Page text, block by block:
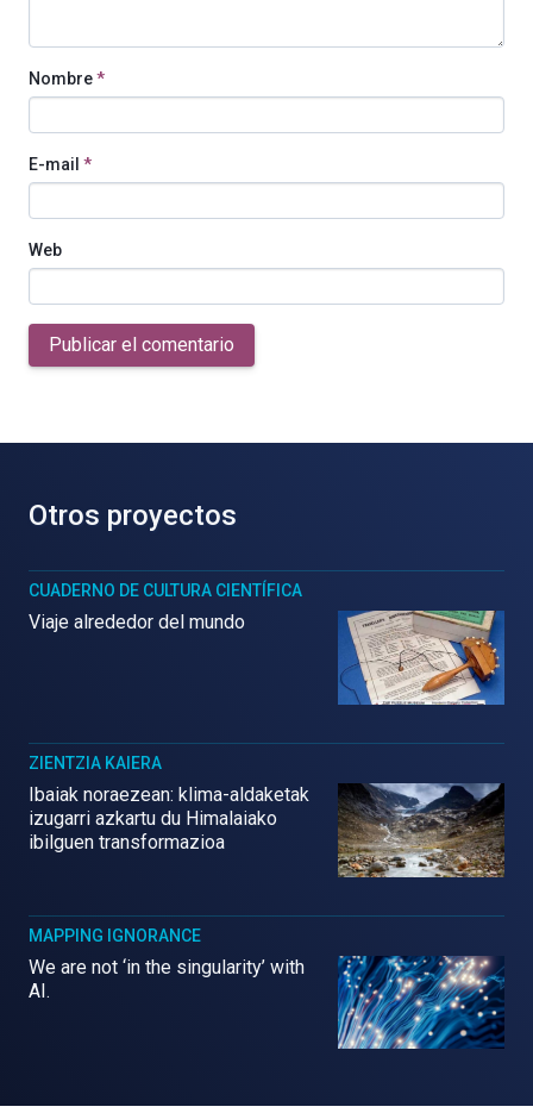
Nombre*
E-mail *
Web
Publicar el comentario
Otros proyectos
CUADERNO DE CULTURA CIENTÍFICA
Viaje alrededor del mundo
ZIENTZIA KAIERA
Ibaiak noraezean: klima-aldaketak
izugarri azkartu du Himalaiako
ibilguen transformazioa
MAPPING IGNORANCE
We are not ‘in the singularity’ with
AI.